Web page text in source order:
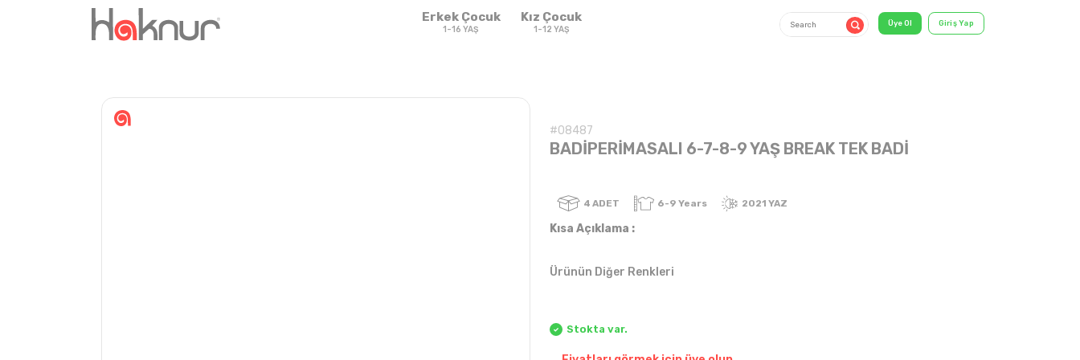
Erkek Çocuk
1-16 YAŞ
Sweatshirt & T-Sweatshirt & T-
#08487
BADİPERİMASALI 6-7-8-9 YAŞ BREAK TEK BADİ
Kısa Açıklama :
Ürünün Diğer Renkleri
Stokta var.